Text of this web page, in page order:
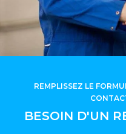
BESOIN D'UN
REMPLISSEZ LE